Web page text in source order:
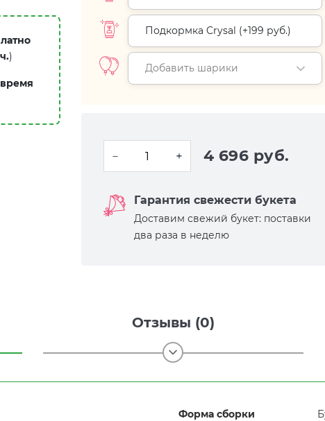
)
Подкормка Crysal (+199 руб.)
Добавить шарики
4 696 руб.
Гарантия свежести букета
Доставим свежий букет: поставки
два раза в неделю
Отзывы (0)
Форма сборки